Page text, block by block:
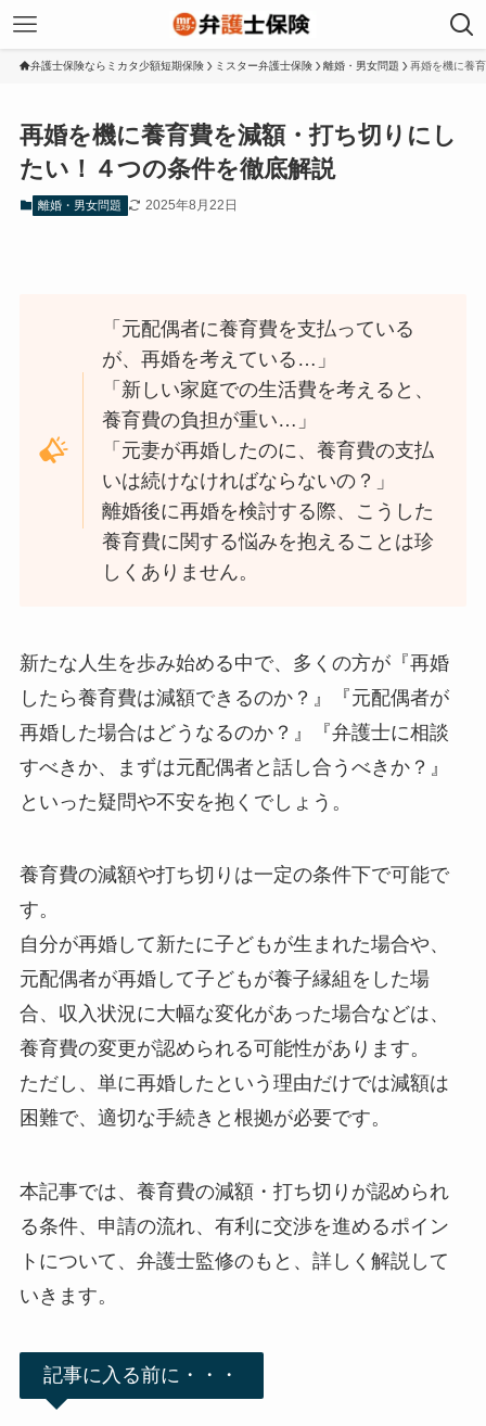
弁護士保険ならミカタ少額短期保険 ミスター弁護士保険 離婚・男女問題 再婚を機に養
再婚を機に養育費を減額・打ち切りにし
たい！４つの条件を徹底解説
離婚・男女問題 2025年8月22日
「元配偶者に養育費を支払っている
が、再婚を考えている…」
「新しい家庭での生活費を考えると、
養育費の負担が重い…」
「元妻が再婚したのに、養育費の支払
いは続けなければならないの？」
離婚後に再婚を検討する際、こうした
養育費に関する悩みを抱えることは珍
しくありません。
新たな人生を歩み始める中で、多くの方が『再婚
したら養育費は減額できるのか？』『元配偶者が
再婚した場合はどうなるのか？』『弁護士に相談
すべきか、まずは元配偶者と話し合うべきか？』
といった疑問や不安を抱くでしょう。
養育費の減額や打ち切りは一定の条件下で可能で
す。
自分が再婚して新たに子どもが生まれた場合や、
元配偶者が再婚して子どもが養子縁組をした場
合、収入状況に大幅な変化があった場合などは、
養育費の変更が認められる可能性があります。
ただし、単に再婚したという理由だけでは減額は
困難で、適切な手続きと根拠が必要です。
本記事では、養育費の減額・打ち切りが認められ
る条件、申請の流れ、有利に交渉を進めるポイン
トについて、弁護士監修のもと、詳しく解説して
いきます。
記事に入る前に・・・